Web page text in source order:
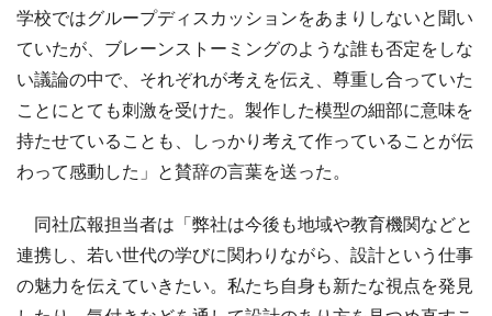
学校ではグループディスカッションをあまりしないと聞い
ていたが、ブレーンストーミングのような誰も否定をしな
い議論の中で、それぞれが考えを伝え、尊重し合っていた
ことにとても刺激を受けた。製作した模型の細部に意味を
持たせていることも、しっかり考えて作っていることが伝
わって感動した」と賛辞の言葉を送った。
同社広報担当者は「弊社は今後も地域や教育機関などと
連携し、若い世代の学びに関わりながら、設計という仕事
の魅力を伝えていきたい。私たち自身も新たな視点を発見